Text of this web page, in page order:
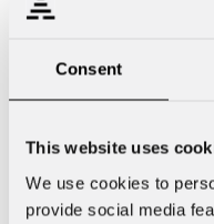
Consent
This website uses
We use cookies to
provide social media
kuitenkin vähäisesti
Hajusuolan
käyttö on suosittua
Joissakin tutkimuksissa